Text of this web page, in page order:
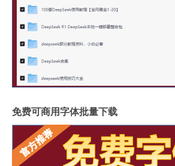
免费可商用字体批量下载